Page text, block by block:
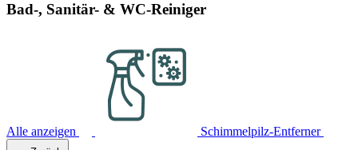
Bad-, Sanitär- & WC-Reiniger
Alle anzeigen Schimmelpilz-Entferner